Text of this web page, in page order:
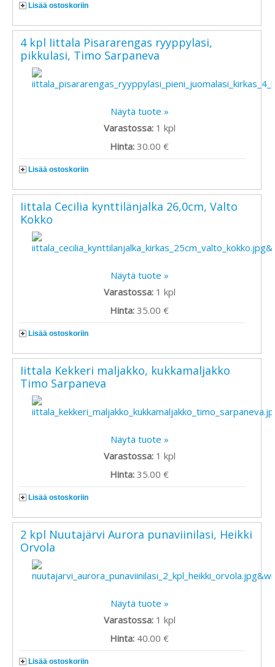
Lisää ostoskoriin
4 kpl Iittala Pisararengas ryyppylasi,
pikkulasi, Timo Sarpaneva
Näytä tuote »
Varastossa: 1 kpl
Hinta:30.00 €
Lisää ostoskoriin
Iittala Cecilia kynttilänjalka 26,0cm, Valto
Kokko
Näytä tuote »
Varastossa: 1 kpl
Hinta:35.00 €
Lisää ostoskoriin
Iittala Kekkeri maljakko, kukkamaljakko
Timo Sarpaneva
Näytä tuote »
Varastossa: 1 kpl
Hinta:35.00 €
Lisää ostoskoriin
2 kpl Nuutajärvi Aurora punaviinilasi, Heikki
Orvola
Näytä tuote »
Varastossa: 1 kpl
Hinta: 40.00 €
Lisää ostoskoriin